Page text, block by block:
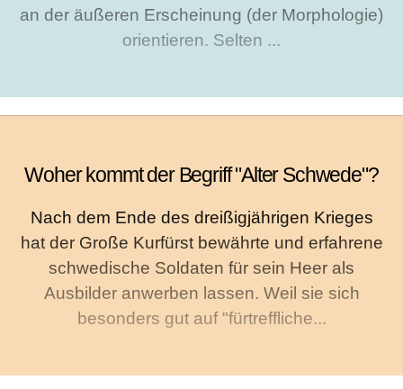
an der äußeren Erscheinung (der Morphologie)
orientieren. Selten ...
Woher kommt der Begriff "Alter Schwede"?
Nach dem Ende des dreißigjährigen Krieges
hat der Große Kurfürst bewährte und erfahrene
schwedische Soldaten für sein Heer als
Ausbilder anwerben lassen. Weil sie sich
besonders gut auf "fürtreffliche...